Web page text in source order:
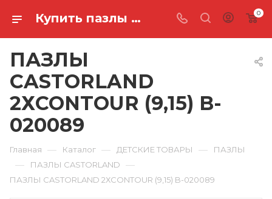
Купить пазлы castorland 2хcontour (9,15) B-020089 в Ростове-на-Дону 0
ПАЗЛЫ
CASTORLAND
2ХCONTOUR (9,15) B-
020089
Главная — Каталог — ДЕТСКИЕ ТОВАРЫ — ПАЗЛЫ
— ПАЗЛЫ CASTORLAND —
ПАЗЛЫ CASTORLAND 2ХCONTOUR (9,15) B-020089